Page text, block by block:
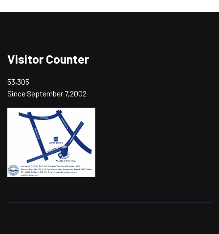
Visitor Counter
53,305
Since September 7,2002